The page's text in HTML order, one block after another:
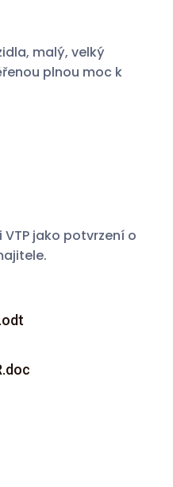
malý, velký
plnou moc k
jako potvrzení o